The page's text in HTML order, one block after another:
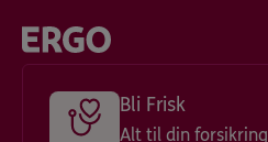
Bli Frisk
Alt til din forsikring